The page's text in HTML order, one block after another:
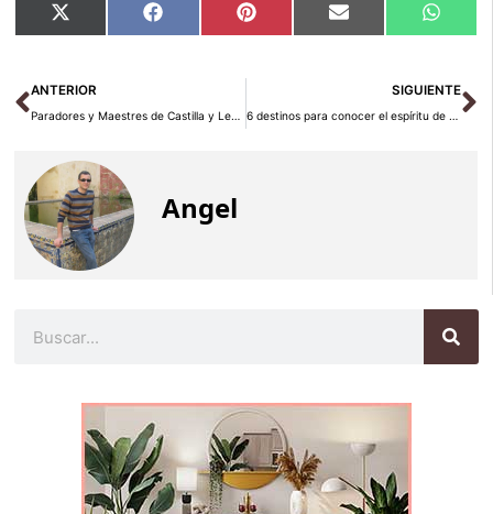
Compartir
en
X
(Twitter)
Compartir
en
Facebook Compartir
en
Pinterest Compartir
en
Email
en
Ant
ANTERIOR
Paradores y Maestres de Castilla y León: Campeones de España en Cocina y Repostería
SIGUIENTE
6 destinos para conocer el espíritu de Arabia Saudí
Angel